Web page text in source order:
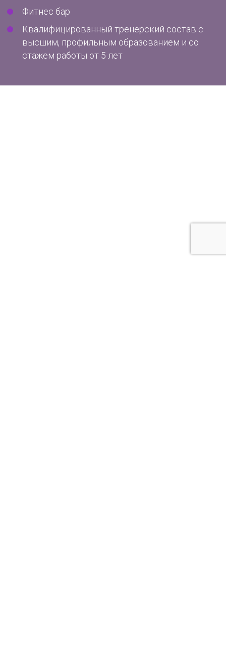
Фитнес бар
Квалифицированный тренерский состав с
высшим, профильным образованием и со
стажем работы от 5 лет